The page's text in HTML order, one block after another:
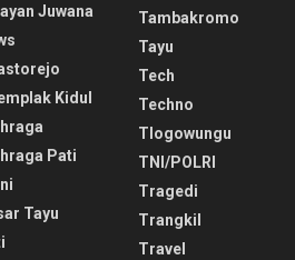
Juwana
Kidul
Pati
Tayu
Tambakromo
Tayu
Tech
Techno
Tlogowungu
TNI/POLRI
Tragedi
Trangkil
Travel